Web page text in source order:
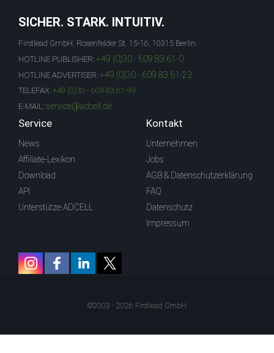
SICHER. STARK. INTUITIV.
Firstlead GmbH, Rosenfelder St. 15-16, 10315 Berlin
HOTLINE PUBLISHER: +49 (0)30 - 609 83 61-0
HOTLINE ADVERTISER: +49 (0)30 - 609 83 61-23
TELEFAX: +49 (0)30 - 609 83 61-99
E-MAIL: service@adcell.de
Service
News
Affiliate-Lexikon
Download
API
Unterstütze ADCELL
Kontakt
Unternehmen
Jobs
AGB & Datenschutzerklärung
FAQ
Datenschutz
Impressum
©2003 - 2026 Firstlead GmbH